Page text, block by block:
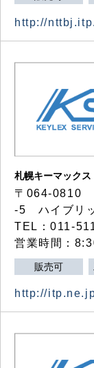
http://
札幌キーマックス
〒064-0810
-5 ハイブリ
TEL：011-
営業時間：
販売可
http://